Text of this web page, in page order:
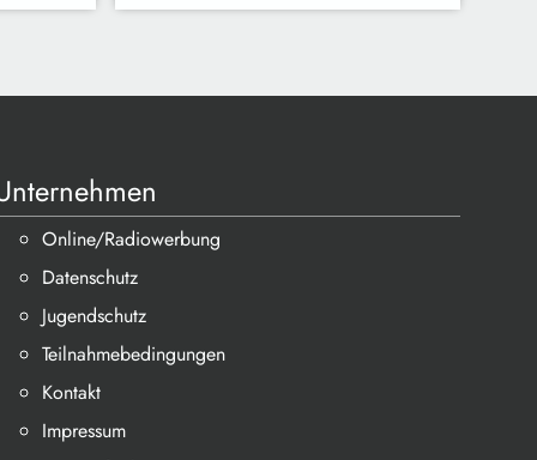
Online/Radiowerbung
Datenschutz
Jugendschutz
Teilnahmebedingungen
Kontakt
Impressum